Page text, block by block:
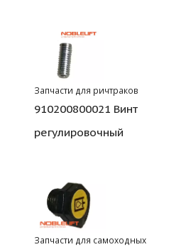
Запчасти для ричтраков
910200800021 Винт
регулировочный
Запчасти для самоходных